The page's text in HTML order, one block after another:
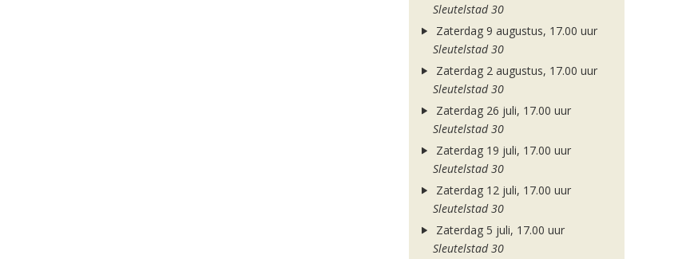
Sleutelstad 30
Zaterdag 9 augustus, 17.00 uur
Sleutelstad 30
Zaterdag 2 augustus, 17.00 uur
Sleutelstad 30
Zaterdag 26 juli, 17.00 uur
Sleutelstad 30
Zaterdag 19 juli, 17.00 uur
Sleutelstad 30
Zaterdag 12 juli, 17.00 uur
Sleutelstad 30
Zaterdag 5 juli, 17.00 uur
Sleutelstad 30